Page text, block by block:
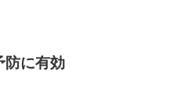
防に有効